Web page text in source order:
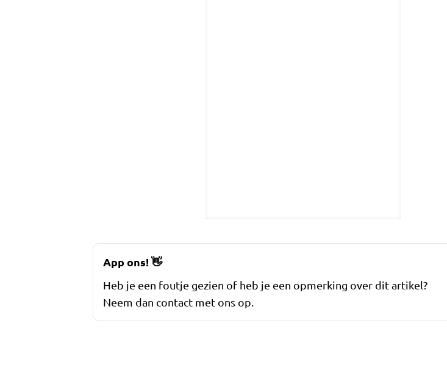
App ons!👋
Heb je een foutje gezien of heb je een opmerking over dit artikel?
Neem dan contact met ons op.